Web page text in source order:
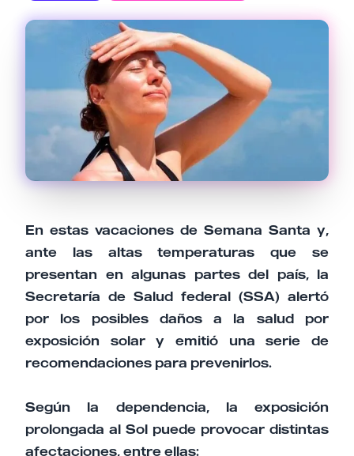
En estas vacaciones de Semana Santa y,
ante las altas temperaturas que se
presentan en algunas partes del país, la
Secretaría de Salud federal (SSA) alertó
por los posibles daños a la salud por
exposición solar y emitió una serie de
recomendaciones para prevenirlos.
Según la dependencia, la exposición
prolongada al Sol puede provocar distintas
afectaciones, entre ellas:
Tu comentario
Cancelar Enviar comentario